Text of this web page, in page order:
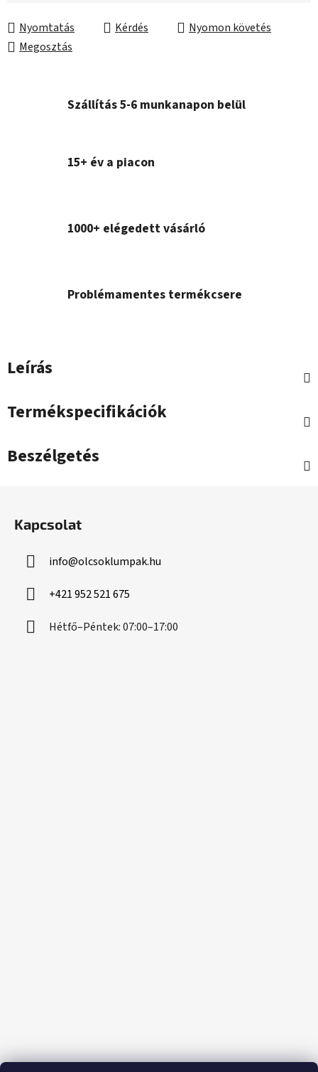
Nyomtatás Kérdés
Nyomon követés
Megosztás
Szállítás 5-6 munkanapon belül
15+ év a piacon
1000+ elégedett vásárló
Problémamentes termékcsere
Leírás
Termékspecifikációk
Beszélgetés
Kapcsolat
info@olcsoklumpak.hu
+421 952 521 675
Hétfő–Péntek: 07:00–17:00